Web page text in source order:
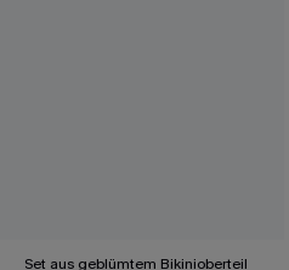
Set aus geblümtem Bikinioberteil